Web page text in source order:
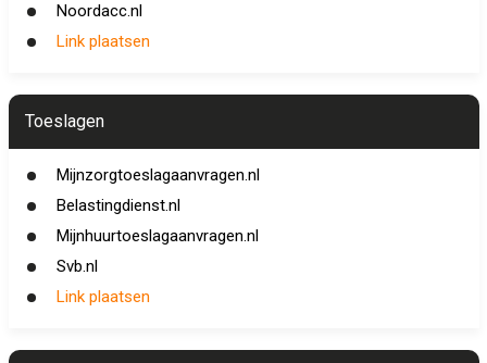
Noordacc.nl
Link plaatsen
Toeslagen
Mijnzorgtoeslagaanvragen.nl
Belastingdienst.nl
Mijnhuurtoeslagaanvragen.nl
Svb.nl
Link plaatsen